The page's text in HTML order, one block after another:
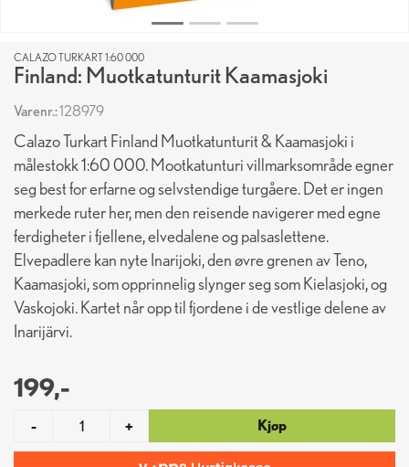
CALAZO TURKART 1:60 000
Finland: Muotkatunturit Kaamasjoki
Varenr.:128979
Calazo Turkart Finland Muotkatunturit & Kaamasjoki i
målestokk 1:60 000. Mootkatunturi villmarksområde egner
seg best for erfarne og selvstendige turgåere. Det er ingen
merkede ruter her, men den reisende navigerer med egne
ferdigheter i fjellene, elvedalene og palsaslettene.
Elvepadlere kan nyte Inarijoki, den øvre grenen av Teno,
Kaamasjoki, som opprinnelig slynger seg som Kielasjoki, og
Vaskojoki. Kartet når opp til fjordene i de vestlige delene av
Inarijärvi.
199,-
- + Kjøp